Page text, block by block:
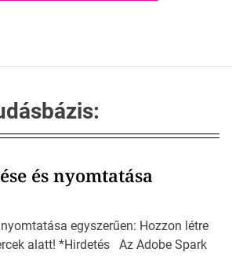
és nyomtatása
egyszerűen: Hozzon létre
alatt! *Hirdetés Az Adobe Spark